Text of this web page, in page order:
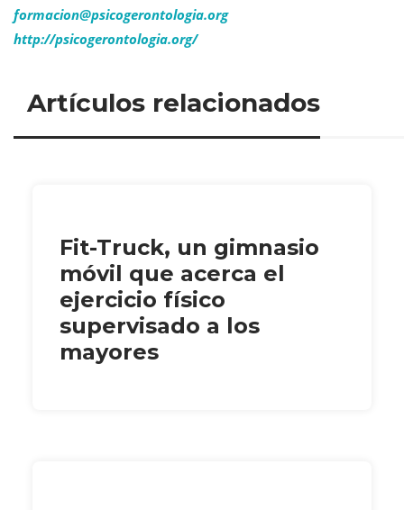
formacion@psicogerontologia.org
http://psicogerontologia.org/
Artículos relacionados
Fit-Truck, un gimnasio
móvil que acerca el
ejercicio físico
supervisado a los
mayores